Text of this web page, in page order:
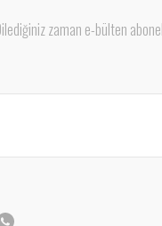
zaman e-bülten